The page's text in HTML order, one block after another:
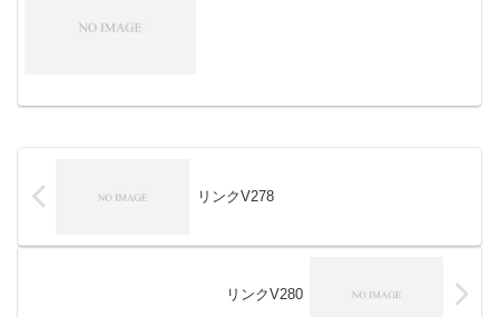
リンクV278
リンクV280